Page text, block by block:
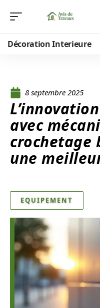
Décoration Interieure
8 septembre 2025
avec
crochetage
une
EQUIPEMENT